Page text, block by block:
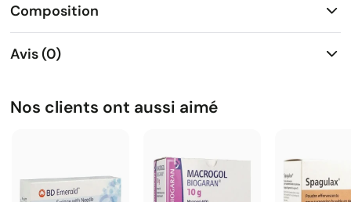
Composition
Avis (0)
Nos clients ont aussi aimé